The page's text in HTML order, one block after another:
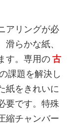
アリングが必
らかな紙、
す。専用の古
課題を解決し
紙をきれいに
要です。特殊
縮チャンバー